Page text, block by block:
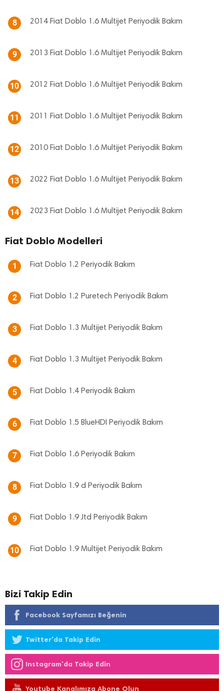
8 2014 Fiat Doblo 1.6 Multijet Periyodik Bakım
9 2013 Fiat Doblo 1.6 Multijet Periyodik Bakım
10 2012 Fiat Doblo 1.6 Multijet Periyodik Bakım
11 2011 Fiat Doblo 1.6 Multijet Periyodik Bakım
12 2010 Fiat Doblo 1.6 Multijet Periyodik Bakım
13 2022 Fiat Doblo 1.6 Multijet Periyodik Bakım
14 2023 Fiat Doblo 1.6 Multijet Periyodik Bakım
Fiat Doblo Modelleri
1 Fiat Doblo 1.2 Periyodik Bakım
2 Fiat Doblo 1.2 Puretech Periyodik Bakım
3 Fiat Doblo 1.3 Multijet Periyodik Bakım
4 Fiat Doblo 1.3 Multijet Periyodik Bakım
5 Fiat Doblo 1.4 Periyodik Bakım
6 Fiat Doblo 1.5 BlueHDI Periyodik Bakım
7 Fiat Doblo 1.6 Periyodik Bakım
8 Fiat Doblo 1.9 d Periyodik Bakım
9 Fiat Doblo 1.9 Jtd Periyodik Bakım
10 Fiat Doblo 1.9 Multijet Periyodik Bakım
Bizi Takip Edin
Facebook Sayfamızı Beğenin
Twitter'da Takip Edin
Instagram'da Takip Edin
Youtube Kanalımıza Abone Olun